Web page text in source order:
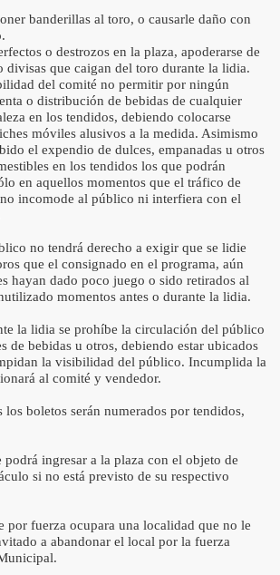
banderillas al toro, o causarle daño con
o destrozos en la plaza, apoderarse de
divisas que caigan del toro durante la lidia.
del comité no permitir por ningún
o distribución de bebidas de cualquier
en los tendidos, debiendo colocarse
móviles alusivos a la medida. Asimismo
el expendio de dulces, empanadas u otros
en los tendidos los que podrán
en aquellos momentos que el tráfico de
incomode al público ni interfiera con el
no tendrá derecho a exigir que se lidie
que el consignado en el programa, aún
hayan dado poco juego o sido retirados al
momentos antes o durante la lidia.
la lidia se prohíbe la circulación del público
de bebidas u otros, debiendo estar ubicados
la visibilidad del público. Incumplida la
al comité y vendedor.
los boletos serán numerados por tendidos,
podrá ingresar a la plaza con el objeto de
si no está previsto de su respectivo
por fuerza ocupara una localidad que no le
a abandonar el local por la fuerza